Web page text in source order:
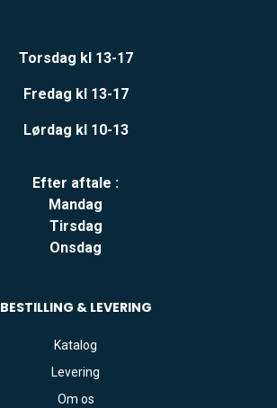
Torsdag kl 13-17
Fredag kl 13-17
Lørdag kl 10-13
Efter aftale :
Mandag
Tirsdag
Onsdag
BESTILLING & LEVERING
Katalog
Levering
Om os